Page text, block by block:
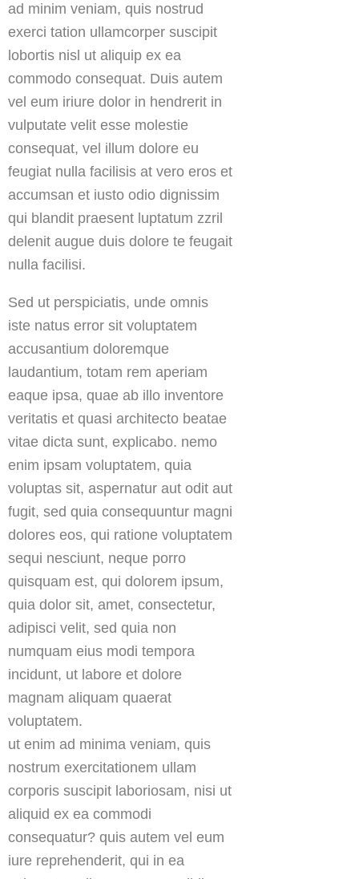
ad minim veniam, quis nostrud
exerci tation ullamcorper suscipit
lobortis nisl ut aliquip ex ea
commodo consequat. Duis autem
vel eum iriure dolor in hendrerit in
vulputate velit esse molestie
consequat, vel illum dolore eu
feugiat nulla facilisis at vero eros et
accumsan et iusto odio dignissim
qui blandit praesent luptatum zzril
delenit augue duis dolore te feugait
nulla facilisi.
Sed ut perspiciatis, unde omnis
iste natus error sit voluptatem
accusantium doloremque
laudantium, totam rem aperiam
eaque ipsa, quae ab illo inventore
veritatis et quasi architecto beatae
vitae dicta sunt, explicabo. nemo
enim ipsam voluptatem, quia
voluptas sit, aspernatur aut odit aut
fugit, sed quia consequuntur magni
dolores eos, qui ratione voluptatem
sequi nesciunt, neque porro
quisquam est, qui dolorem ipsum,
quia dolor sit, amet, consectetur,
adipisci velit, sed quia non
numquam eius modi tempora
incidunt, ut labore et dolore
magnam aliquam quaerat
voluptatem.
ut enim ad minima veniam, quis
nostrum exercitationem ullam
corporis suscipit laboriosam, nisi ut
aliquid ex ea commodi
consequatur? quis autem vel eum
iure reprehenderit, qui in ea